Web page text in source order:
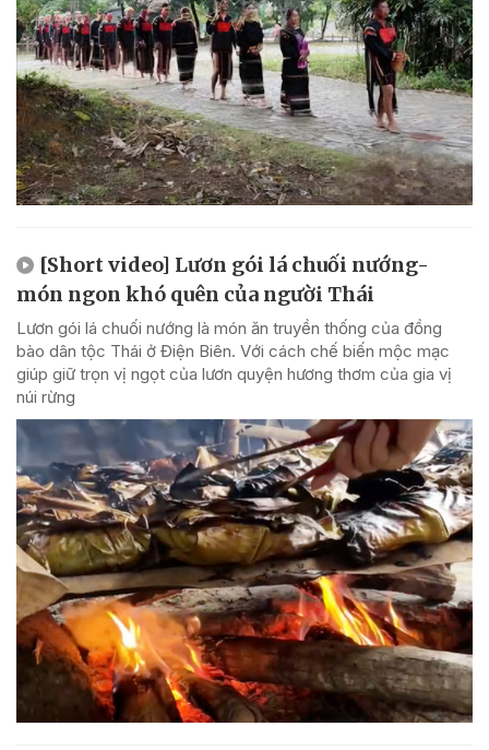
[Short video] Lươn gói lá chuối nướng-
món ngon khó quên của người Thái
Lươn gói lá chuối nướng là món ăn truyền thống của đồng
bào dân tộc Thái ở Điện Biên. Với cách chế biến mộc mạc
giúp giữ trọn vị ngọt của lươn quyện hương thơm của gia vị
núi rừng